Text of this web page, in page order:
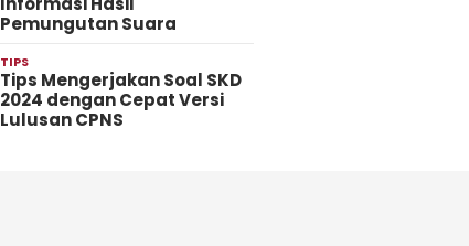
Pemungutan Suara
TIPS
Tips Mengerjakan Soal SKD
2024 dengan Cepat Versi
Lulusan CPNS